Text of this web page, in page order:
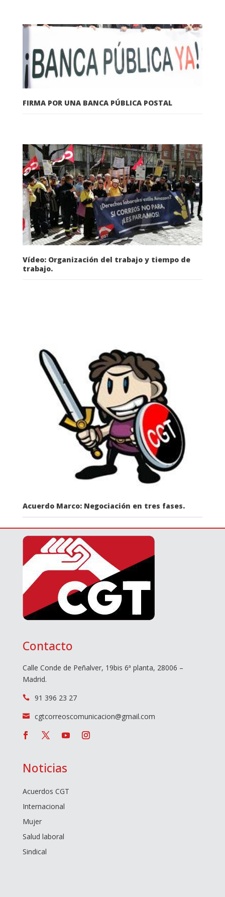
FIRMA POR UNA BANCA PÚBLICA POSTAL
Vídeo: Organización del trabajo y tiempo de
trabajo.
Acuerdo Marco: Negociación en tres fases.
Contacto
Calle Conde de Peñalver, 19bis 6ª planta, 28006 –
Madrid.
 91 396 23 27
 cgtcorreoscomunicacion@gmail.com
Noticias
Acuerdos CGT
Internacional
Mujer
Salud laboral
Sindical